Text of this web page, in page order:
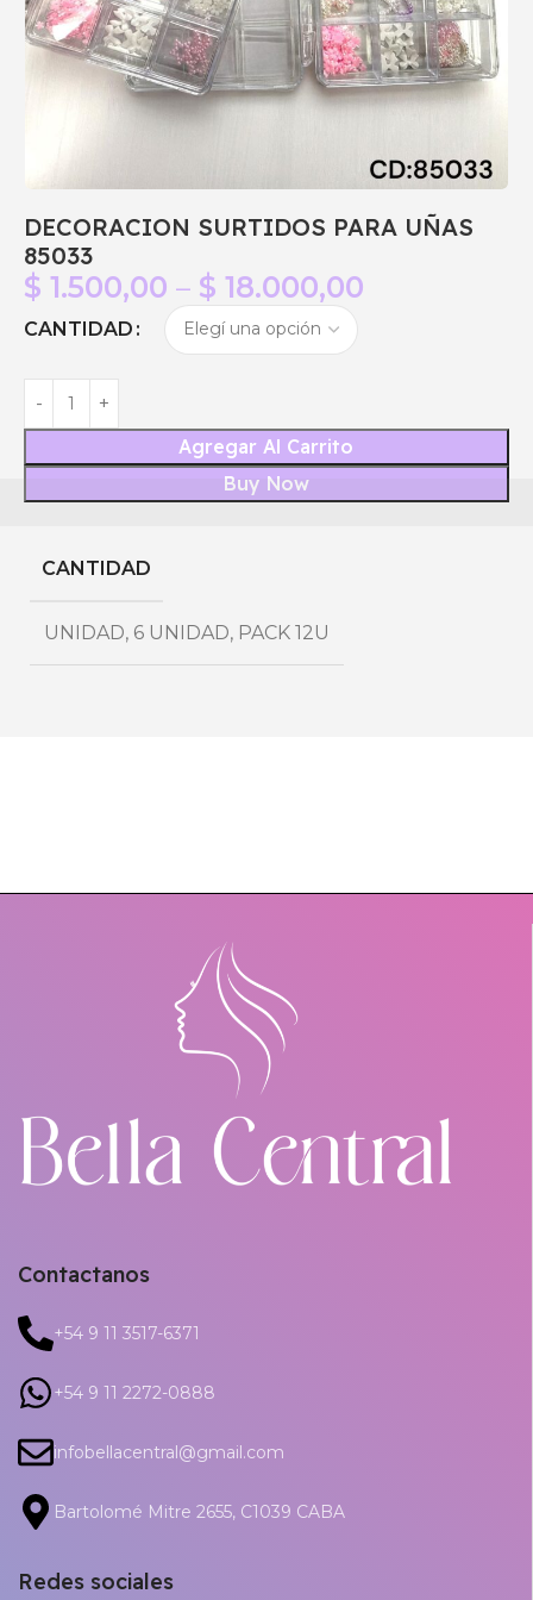
DECORACION SURTIDOS PARA UÑAS
85033
$ 1.500,00 – $ 18.000,00
CANTIDAD
Agregar Al Carrito
Buy Now
CANTIDAD
UNIDAD, 6 UNIDAD, PACK 12U
Contactanos
+54 9 11 3517-6371
+54 9 11 2272-0888
infobellacentral@gmail.com
Bartolomé Mitre 2655, C1039 CABA
Redes sociales